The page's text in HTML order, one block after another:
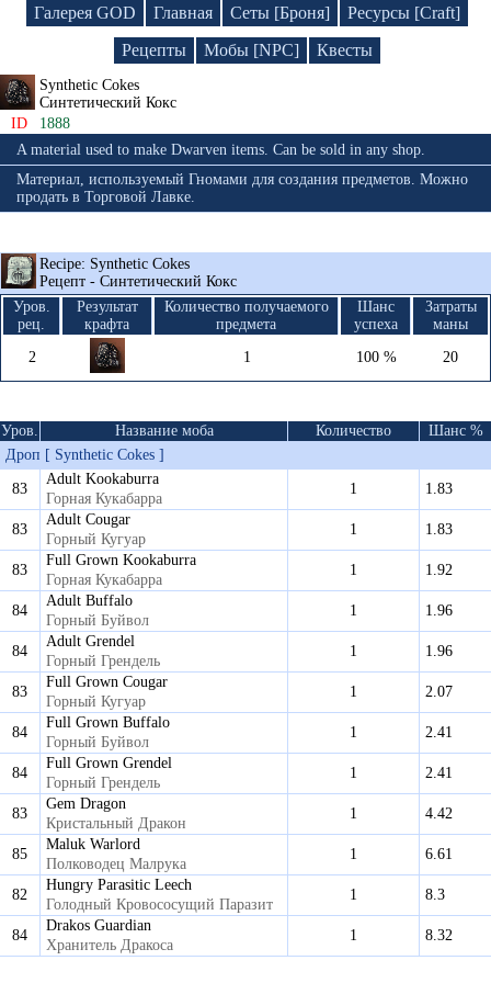
Галерея GOD Главная Сеты [Броня]
Ресурсы [Craft]
Рецепты
Мобы [NPC] Квесты
Synthetic Cokes
Синтетический Кокс
ID
1888
A material used to make Dwarven items. Can be sold in any shop.
Материал, используемый Гномами для создания предметов. Можно
продать в Торговой Лавке.
Recipe: Synthetic Cokes
Рецепт - Синтетический Кокс
Уров.
рец.
Результат
крафта
Количество получаемого
предмета
Шанс
успеха
Затраты
маны
2
1 100 % 20
Уров. Название моба Количество
Шанс %
Дроп [ Synthetic Cokes ]
83
Adult Kookaburra
Горная Кукабарра
1 1.83
83
Adult Cougar
Горный Кугуар
1 1.83
83
Full Grown Kookaburra
Горная Кукабарра
1 1.92
84
Adult Buffalo
Горный Буйвол
1 1.96
84
Adult Grendel
Горный Грендель
1 1.96
83
Full Grown Cougar
Горный Кугуар
1 2.07
84
Full Grown Buffalo
Горный Буйвол
1 2.41
84
Full Grown Grendel
Горный Грендель
1 2.41
83
Gem Dragon
Кристальный Дракон
1 4.42
85
Maluk Warlord
Полководец Малрука
1 6.61
82
Hungry Parasitic Leech
Голодный Кровососущий Паразит
1 8.3
84
Drakos Guardian
Хранитель Дракоса
1 8.32